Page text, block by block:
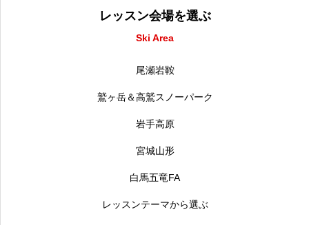
レッスン会場を選ぶ
Ski Area
尾瀬岩鞍
鷲ヶ岳＆高鷲スノーパーク
岩手高原
宮城山形
白馬五竜FA
レッスンテーマから選ぶ